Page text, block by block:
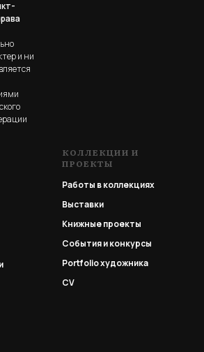
и ни
КОЛЛЕКЦИИ И
ПРОЕКТЫ
Работы в коллекциях
Выставки
Книжные проекты
События и конкурсы
Portfolioхудожника
CV